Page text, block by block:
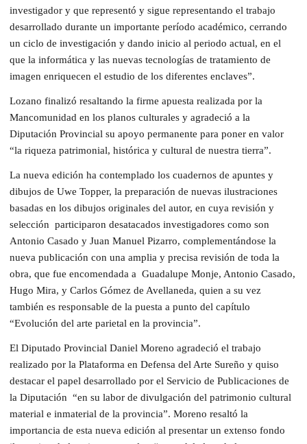
investigador y que representó y sigue representando el trabajo
desarrollado durante un importante período académico, cerrando
un ciclo de investigación y dando inicio al periodo actual, en el
que la informática y las nuevas tecnologías de tratamiento de
imagen enriquecen el estudio de los diferentes enclaves”.
Lozano finalizó resaltando la firme apuesta realizada por la
Mancomunidad en los planos culturales y agradeció a la
Diputación Provincial su apoyo permanente para poner en valor
“la riqueza patrimonial, histórica y cultural de nuestra tierra”.
La nueva edición ha contemplado los cuadernos de apuntes y
dibujos de Uwe Topper, la preparación de nuevas ilustraciones
basadas en los dibujos originales del autor, en cuya revisión y
selección participaron desatacados investigadores como son
Antonio Casado y Juan Manuel Pizarro, complementándose la
nueva publicación con una amplia y precisa revisión de toda la
obra, que fue encomendada a Guadalupe Monje, Antonio Casado,
Hugo Mira, y Carlos Gómez de Avellaneda, quien a su vez
también es responsable de la puesta a punto del capítulo
“Evolución del arte parietal en la provincia”.
El Diputado Provincial Daniel Moreno agradeció el trabajo
realizado por la Plataforma en Defensa del Arte Sureño y quiso
destacar el papel desarrollado por el Servicio de Publicaciones de
la Diputación “en su labor de divulgación del patrimonio cultural
material e inmaterial de la provincia”. Moreno resaltó la
importancia de esta nueva edición al presentar un extenso fondo